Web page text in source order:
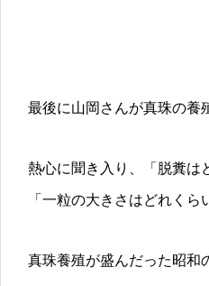
最後に山岡さんが真珠の養
熱心に聞き入り、「脱糞は
「一粒の大きさはどれく
真珠養殖が盛んだった昭和